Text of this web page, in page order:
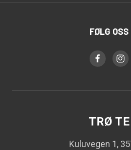
FØLG OSS
TRØ TE
Kuluvegen 1,